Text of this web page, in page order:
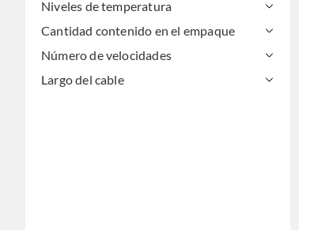
Niveles de temperatura
Cantidad contenido en el empaque
Número de velocidades
Largo del cable